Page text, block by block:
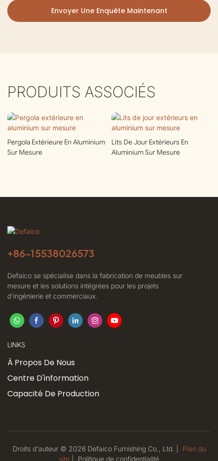
Envoyer Une Enquête Maintenant
PRODUITS ASSOCIÉS
Pergola Extérieure En Aluminium
Sur Mesure
Lits De Jour Extérieurs En
Aluminium Sur Mesure
+86-15538026573
Defaico se spécialise dans la fabrication de meubles sur
mesure et les solutions intégrées pour les projets
d'ingénierie et commerciaux.
LINKS
À Propos De Nous
Centre D'information
Capacité De Production
Droits d'auteur © 2026 Defaico Furnishing Co., Ltd. |
Plan du
site
Politique de confidentialité